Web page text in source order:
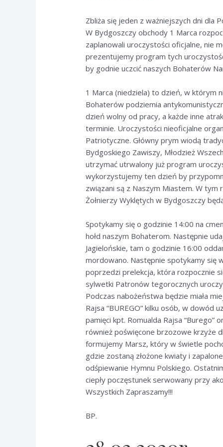
Zbliża się jeden z ważniejszych dni dla
W Bydgoszczy obchody 1 Marca
zaplanowali uroczystości oficjalne, nie
prezentujemy program tych
by godnie uczcić naszych Bohaterów
1 Marca (niedziela) to dzień, w którym
Bohaterów podziemia
dzień wolny od pracy, a każde inne
terminie. Uroczystości nieoficjalne
Patriotyczne. Główny prym wiodą
Bydgoskiego Zawiszy, Młodzież
utrzymać utrwalony już program
wykorzystujemy ten dzień by
związani są z Naszym Miastem. W
Żołnierzy Wyklętych w Bydgoszczy
Spotykamy się o godzinie 14:00 na
hołd naszym Bohaterom. Następnie
Jagielońskie, tam o godzinie 16:00
mordowano. Następnie spotykamy się
poprzedzi prelekcja, która rozpocznie
sylwetki Patronów tegorocznych
Podczas nabożeństwa będzie miała
Rajsa “BUREGO” kilku osób, w dowód
pamięci kpt. Romualda Rajsa “Burego”
również poświęcone brzozowe krzyże
formujemy Marsz, który w świetle
gdzie zostaną złożone kwiaty i
odśpiewanie Hymnu Polskiego.
ciepły poczęstunek serwowany przy
Wszystkich Zapraszamy!!!
BP.